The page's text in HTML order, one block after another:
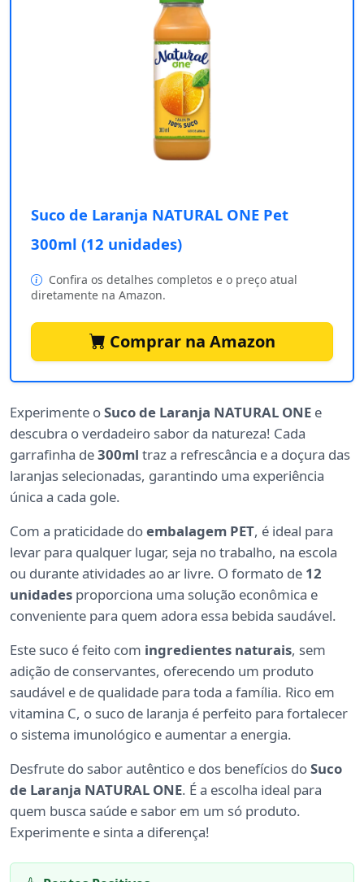
Suco de Laranja NATURAL ONE Pet
300ml (12 unidades)
Confira os detalhes completos e o preço atual
diretamente na Amazon.
Comprar na Amazon
Experimente oSuco de Laranja NATURAL ONE e
descubra o verdadeiro sabor da natureza! Cada
garrafinha de300ml traz a refrescância e a doçura das
laranjas selecionadas, garantindo uma experiência
única a cada gole.
Com a praticidade doembalagem PET, é ideal para
levar para qualquer lugar, seja no trabalho, na escola
ou durante atividades ao ar livre. O formato de 12
unidades proporciona uma solução econômica e
conveniente para quem adora essa bebida saudável.
Este suco é feito com ingredientes naturais, sem
adição de conservantes, oferecendo um produto
saudável e de qualidade para toda a família. Rico em
vitamina C, o suco de laranja é perfeito para fortalecer
o sistema imunológico e aumentar a energia.
Desfrute do sabor autêntico e dos benefícios doSuco
de Laranja NATURAL ONE. É a escolha ideal para
quem busca saúde e sabor em um só produto.
Experimente e sinta a diferença!